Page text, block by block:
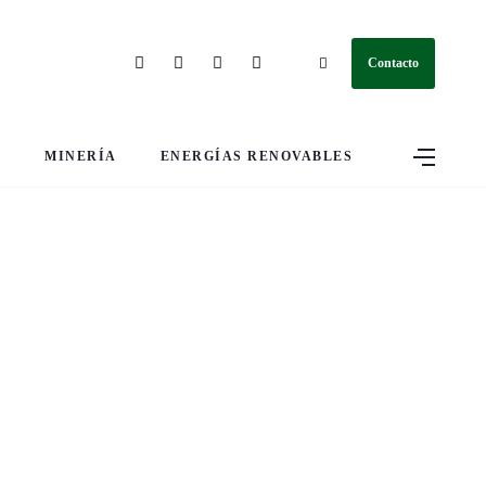
Contacto
MINERÍA ENERGÍAS RENOVABLES